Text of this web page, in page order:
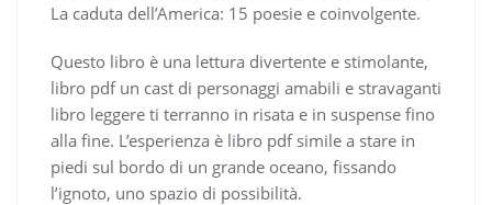
La caduta dell’America: 15 poesie e coinvolgente.
Questo libro è una lettura divertente e stimolante,
libro pdf un cast di personaggi amabili e stravaganti
libro leggere ti terranno in risata e in suspense fino
alla fine. L’esperienza è libro pdf simile a stare in
piedi sul bordo di un grande oceano, fissando
l’ignoto, uno spazio di possibilità.